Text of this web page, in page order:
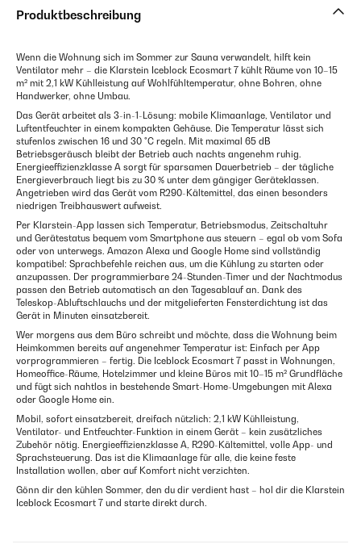
Produktbeschreibung
Wenn die Wohnung sich im Sommer zur Sauna verwandelt, hilft kein
Ventilator mehr – die Klarstein Iceblock Ecosmart 7 kühlt Räume von 10–15
m² mit 2,1 kW Kühlleistung auf Wohlfühltemperatur, ohne Bohren, ohne
Handwerker, ohne Umbau.
Das Gerät arbeitet als 3-in-1-Lösung: mobile Klimaanlage, Ventilator und
Luftentfeuchter in einem kompakten Gehäuse. Die Temperatur lässt sich
stufenlos zwischen 16 und 30 °C regeln. Mit maximal 65 dB
Betriebsgeräusch bleibt der Betrieb auch nachts angenehm ruhig.
Energieeffizienzklasse A sorgt für sparsamen Dauerbetrieb – der tägliche
Energieverbrauch liegt bis zu 30 % unter dem gängiger Geräteklassen.
Angetrieben wird das Gerät vom R290-Kältemittel, das einen besonders
niedrigen Treibhauswert aufweist.
Per Klarstein-App lassen sich Temperatur, Betriebsmodus, Zeitschaltuhr
und Gerätestatus bequem vom Smartphone aus steuern – egal ob vom Sofa
oder von unterwegs. Amazon Alexa und Google Home sind vollständig
kompatibel: Sprachbefehle reichen aus, um die Kühlung zu starten oder
anzupassen. Der programmierbare 24-Stunden-Timer und der Nachtmodus
passen den Betrieb automatisch an den Tagesablauf an. Dank des
Teleskop-Abluftschlauchs und der mitgelieferten Fensterdichtung ist das
Gerät in Minuten einsatzbereit.
Wer morgens aus dem Büro schreibt und möchte, dass die Wohnung beim
Heimkommen bereits auf angenehmer Temperatur ist: Einfach per App
vorprogrammieren – fertig. Die Iceblock Ecosmart 7 passt in Wohnungen,
Homeoffice-Räume, Hotelzimmer und kleine Büros mit 10–15 m² Grundfläche
und fügt sich nahtlos in bestehende Smart-Home-Umgebungen mit Alexa
oder Google Home ein.
Mobil, sofort einsatzbereit, dreifach nützlich: 2,1 kW Kühlleistung,
Ventilator- und Entfeuchter-Funktion in einem Gerät – kein zusätzliches
Zubehör nötig. Energieeffizienzklasse A, R290-Kältemittel, volle App- und
Sprachsteuerung. Das ist die Klimaanlage für alle, die keine feste
Installation wollen, aber auf Komfort nicht verzichten.
Gönn dir den kühlen Sommer, den du dir verdient hast – hol dir die Klarstein
Iceblock Ecosmart 7 und starte direkt durch.